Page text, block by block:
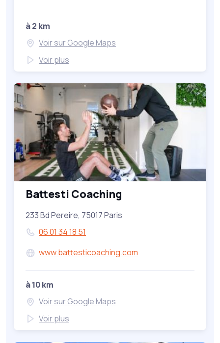
à 2 km
Voir sur Google Maps
Voir plus
Battesti Coaching
233 Bd Pereire, 75017 Paris
06 01 34 18 51
www.battesticoaching.com
à 10 km
Voir sur Google Maps
Voir plus